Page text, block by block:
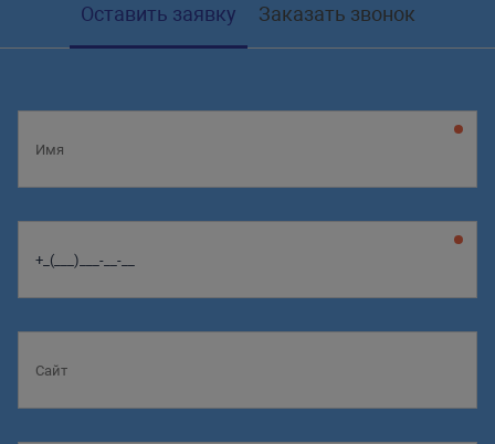
Оставить заявку Заказать звонок